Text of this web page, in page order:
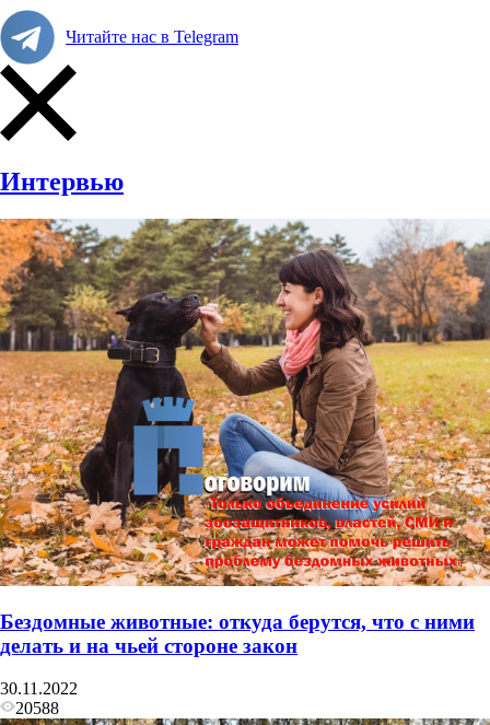
Читайте нас в Telegram
Интервью
Бездомные животные: откуда берутся, что с ними
делать и на чьей стороне закон
30.11.2022
20588